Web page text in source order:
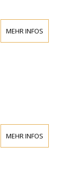
MEHR INFOS
MEHR INFOS